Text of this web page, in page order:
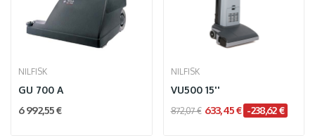
NILFISK
GU 700 A
6 992,55 €
NILFISK
VU500 15''
872,07 € 633,45 € -238,62 €